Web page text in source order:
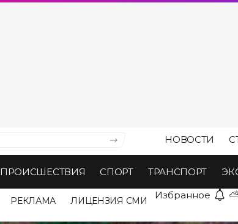
НОВОСТИ
ПРОИСШЕСТВИЯ СПОРТ ТРАНСПОРТ
РЕКЛАМА ЛИЦЕНЗИЯ СМИ Избранное